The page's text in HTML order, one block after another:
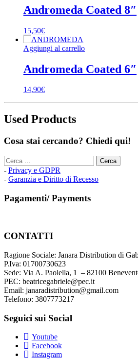
Andromeda Coated 8″
15,50€
Aggiungi al carrello
Andromeda Coated 6″
14,90€
Used Products
Cosa stai cercando? Chiedi qui!
Ricerca
per:
- Privacy e GDPR
- Garanzia e Diritto di Recesso
Pagamenti/ Payments
CONTATTI
Ragione Sociale: Janara Distribution di
P.Iva: 01700730623
Sede: Via A. Paolella, 1 – 82100
PEC: beatricegabriele@pec.it
Email: janaradistribution@gmail.com
Telefono: 3807773217
Seguici sui Social
Youtube
Facebook
Instagram